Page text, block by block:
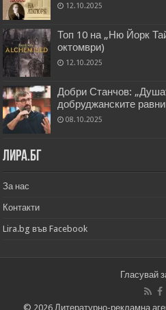
12.10.2025
Топ 10 на „Ню Йорк
октомври)
12.10.2025
Добри Станчов:
добруджанските
08.10.2025
Лира.бг
За нас
Контакти
Lira.bg във Facebook
Гласувай
© 2026 Литературно-рекламна